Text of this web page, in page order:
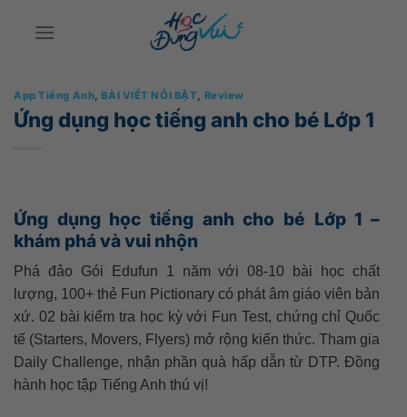
App Tiếng Anh,BÀI VIẾT NỔI BẬT, Review
Ứng dụng học tiếng anh cho bé Lớp 1
Ứng dụng học tiếng anh cho bé Lớp 1 –
khám phá và vui nhộn
Phá đảo Gói Edufun 1 năm với 08-10 bài học chất
lượng, 100+ thẻ Fun Pictionary có phát âm giáo viên bản
xứ. 02 bài kiểm tra học kỳ với Fun Test, chứng chỉ Quốc
tế (Starters, Movers, Flyers) mở rộng kiến thức. Tham gia
Daily Challenge, nhận phần quà hấp dẫn từ DTP. Đồng
hành học tập Tiếng Anh thú vị!